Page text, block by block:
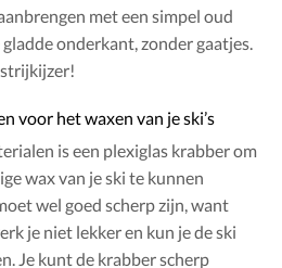
met een simpel oud
onderkant, zonder gaatjes.
voor het waxen van je ski’s
is een plexiglas krabber om
wax van je ski te kunnen
wel goed scherp zijn, want
je niet lekker en kun je de ski
Je kunt de krabber scherp